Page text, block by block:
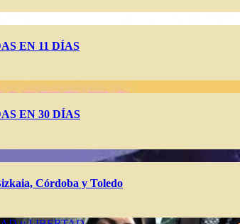
EN 11 DÍAS
EN 30 DÍAS
Córdoba y Toledo